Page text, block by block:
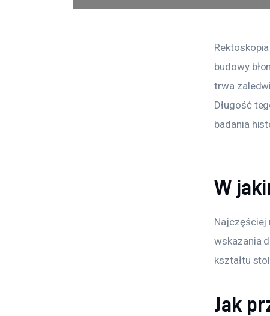
budowy
trwa
Długość
badania
W
Najczęściej
wskazania
kształtu
Jak